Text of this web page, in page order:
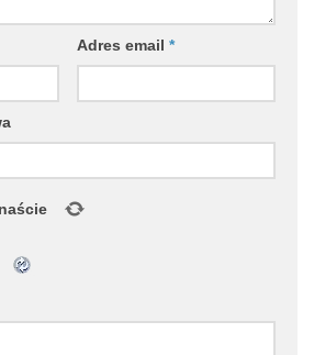
Adres email *